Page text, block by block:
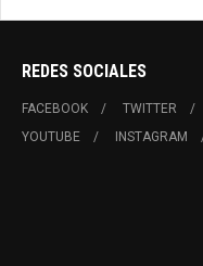
REDES SOCIALES
FACEBOOK TWITTER
YOUTUBE
INSTAGRAM